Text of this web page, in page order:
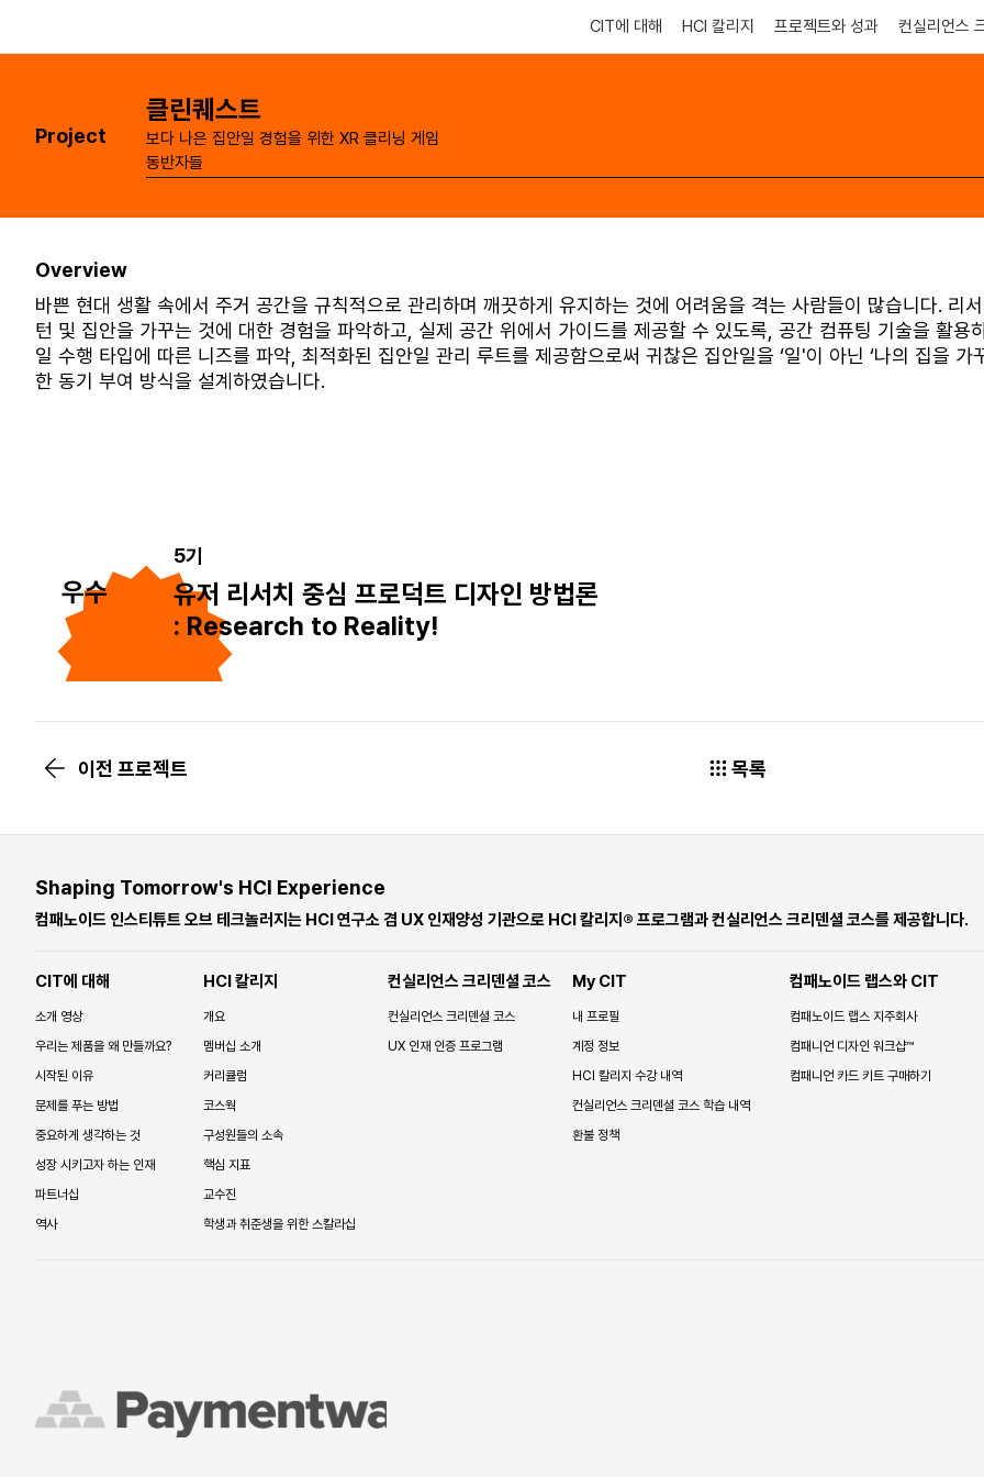
CIT에 대해 HCI 칼리지 프로젝트와 성과 컨실리언스
Project
클린퀘스트
보다 나은 집안일 경험을 위한 XR 클리닝 게임
동반자들
Overview
바쁜 현대 생활 속에서 주거 공간을 규칙적으로 관리하며 깨끗하게 유지하는 것에 어려움을 격는 사람들이 많습니다. 리
턴 및 집안을 가꾸는 것에 대한 경험을 파악하고, 실제 공간 위에서 가이드를 제공할 수 있도록, 공간 컴퓨팅 기술을 활
일 수행 타입에 따른 니즈를 파악, 최적화된 집안일 관리 루트를 제공함으로써 귀찮은 집안일을 ‘일'이 아닌 ‘나의 집을 가
한 동기 부여 방식을 설계하였습니다.
우수
5기
유저 리서치 중심 프로덕트 디자인 방법론
: Research to Reality!
이전 프로젝트 목록
Shaping Tomorrow's HCI Experience
컴패노이드 인스티튜트 오브 테크놀러지는 HCI 연구소 겸 UX 인재양성 기관으로 HCI 칼리지® 프로그램과 컨실리언스 크리덴셜 코스를 제공합니다.
CIT에 대해
소개 영상
우리는 제품을 왜 만들까요?
시작된 이유
문제를 푸는 방법
중요하게 생각하는 것
성장 시키고자 하는 인재
파트너십
역사
HCI 칼리지
개요
멤버십 소개
커리큘럼
코스웍
구성원들의 소속
핵심 지표
교수진
학생과 취준생을 위한 스칼라십
컨실리언스 크리덴셜 코스
컨실리언스 크리덴셜 코스
UX 인재 인증 프로그램
My CIT
내 프로필
계정 정보
HCI 칼리지 수강 내역
컨실리언스 크리덴셜 코스 학습 내역
환불 정책
컴패노이드 랩스와 CIT
컴패노이드 랩스 지주회사
컴패니언 디자인 워크샵™
컴패니언 카드 키트 구매하기